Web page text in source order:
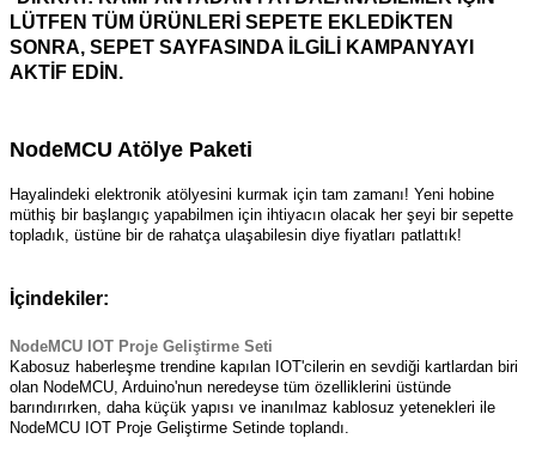
LÜTFEN TÜM ÜRÜNLERİ SEPETE EKLEDİKTEN
SONRA, SEPET SAYFASINDA İLGİLİ KAMPANYAYI
AKTİF EDİN.
NodeMCU Atölye Paketi
Hayalindeki elektronik atölyesini kurmak için tam zamanı! Yeni hobine
müthiş bir başlangıç yapabilmen için ihtiyacın olacak her şeyi bir sepette
topladık, üstüne bir de rahatça ulaşabilesin diye fiyatları patlattık!
İçindekiler:
NodeMCU IOT Proje Geliştirme Seti
Kabosuz haberleşme trendine kapılan IOT'cilerin en sevdiği kartlardan biri
olan NodeMCU, Arduino'nun neredeyse tüm özelliklerini üstünde
barındırırken, daha küçük yapısı ve inanılmaz kablosuz yetenekleri ile
NodeMCU IOT Proje Geliştirme Setinde toplandı.